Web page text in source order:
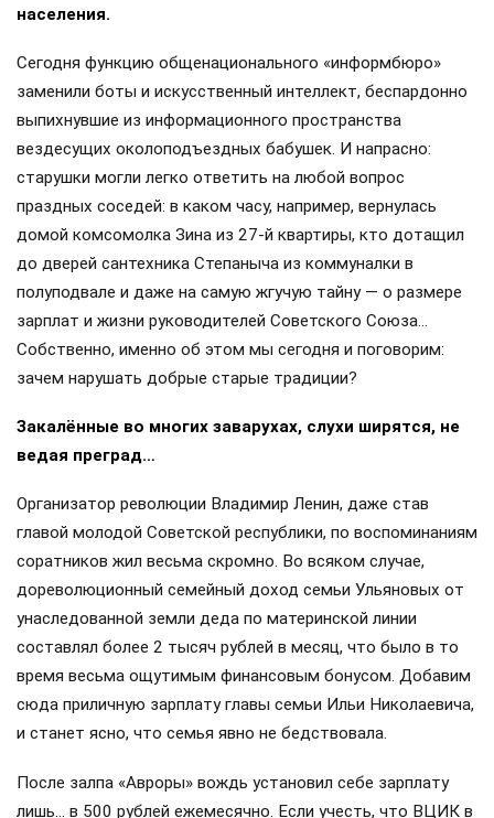
населения.
Сегодня функцию общенационального «информбюро»
заменили боты и искусственный интеллект, беспардонно
выпихнувшие из информационного пространства
вездесущих околоподъездных бабушек. И напрасно:
старушки могли легко ответить на любой вопрос
праздных соседей: в каком часу, например, вернулась
домой комсомолка Зина из 27-й квартиры, кто дотащил
до дверей сантехника Степаныча из коммуналки в
полуподвале и даже на самую жгучую тайну — о размере
зарплат и жизни руководителей Советского Союза…
Собственно, именно об этом мы сегодня и поговорим:
зачем нарушать добрые старые традиции?
Закалённые во многих заварухах, слухи ширятся, не
ведая преград…
Организатор революции Владимир Ленин, даже став
главой молодой Советской республики, по воспоминаниям
соратников жил весьма скромно. Во всяком случае,
дореволюционный семейный доход семьи Ульяновых от
унаследованной земли деда по материнской линии
составлял более 2 тысяч рублей в месяц, что было в то
время весьма ощутимым финансовым бонусом. Добавим
сюда приличную зарплату главы семьи Ильи Николаевича,
и станет ясно, что семья явно не бедствовала.
После залпа «Авроры» вождь установил себе зарплату
лишь… в 500 рублей ежемесячно. Если учесть, что ВЦИК в